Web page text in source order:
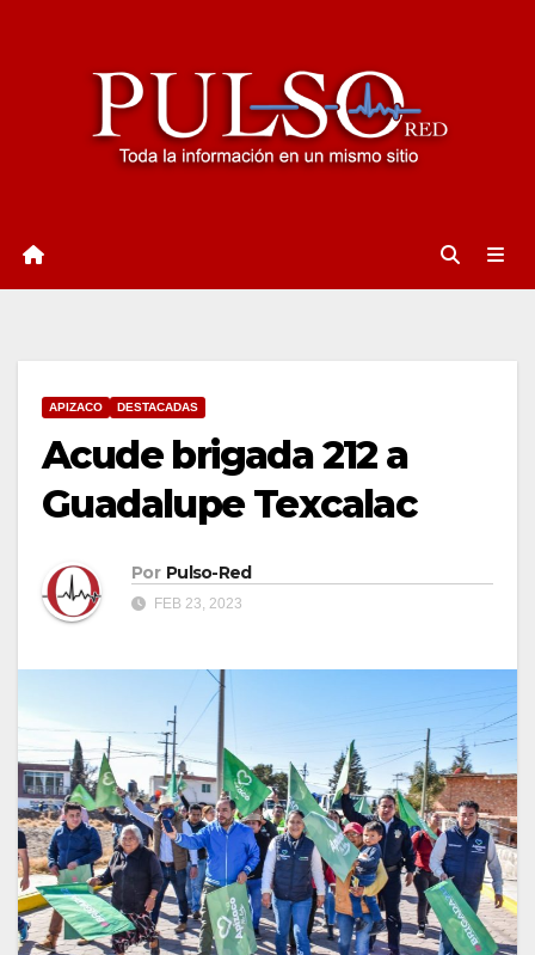
APIZACO DESTACADAS
Acude brigada 212 a
Guadalupe Texcalac
Por Pulso-Red
FEB 23, 2023